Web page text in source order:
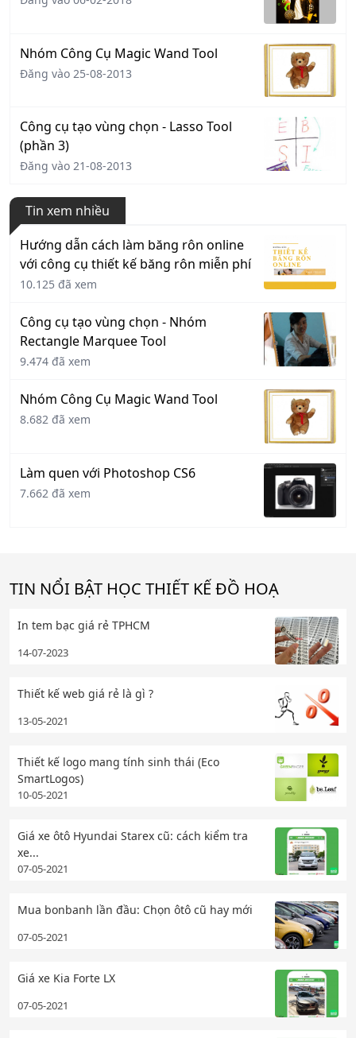
Nhóm Công Cụ Magic Wand Tool
Đăng vào 25-08-2013
Công cụ tạo vùng chọn - Lasso Tool
(phần 3)
Đăng vào 21-08-2013
Tin xem nhiều
Hướng dẫn cách làm băng rôn online
với công cụ thiết kế băng rôn miễn phí
10.125 đã xem
Công cụ tạo vùng chọn - Nhóm
Rectangle Marquee Tool
9.474 đã xem
Nhóm Công Cụ Magic Wand Tool
8.682 đã xem
Làm quen với Photoshop CS6
7.662 đã xem
TIN NỔI BẬT HỌC THIẾT KẾ ĐỒ HOẠ
In tem bạc giá rẻ TPHCM
14-07-2023
Thiết kế web giá rẻ là gì ?
13-05-2021
Thiết kế logo mang tính sinh thái (Eco
SmartLogos)
10-05-2021
Giá xe ôtô Hyundai Starex cũ: cách kiểm tra
xe...
07-05-2021
Mua bonbanh lần đầu: Chọn ôtô cũ hay mới
07-05-2021
Giá xe Kia Forte LX
07-05-2021